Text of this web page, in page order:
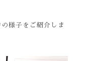
様子をご紹介しま